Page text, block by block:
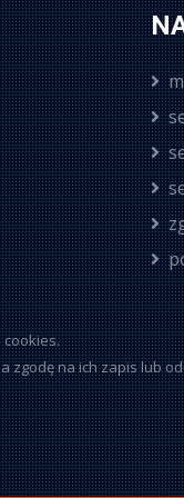
zgodę na ich zapis lub